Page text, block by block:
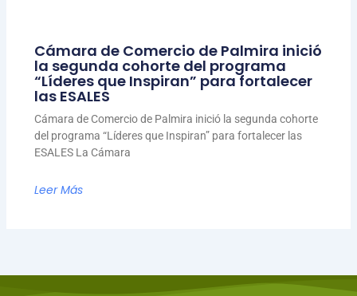
Cámara de Comercio de Palmira inició
la segunda cohorte del programa
“Líderes que Inspiran” para fortalecer
las ESALES
Cámara de Comercio de Palmira inició la segunda cohorte
del programa “Líderes que Inspiran” para fortalecer las
ESALES La Cámara
Leer Más